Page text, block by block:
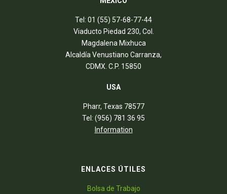
Tel: 01 (55) 57-68-77-44
Viaducto Piedad 230, Col.
Magdalena Mixhuca
Alcaldía Venustiano Carranza,
CDMX. C.P. 15850
USA
Pharr, Texas 78577
Tel: (956) 781 36 95
Information
ENLACES ÚTILES
Bolsa de Trabajo